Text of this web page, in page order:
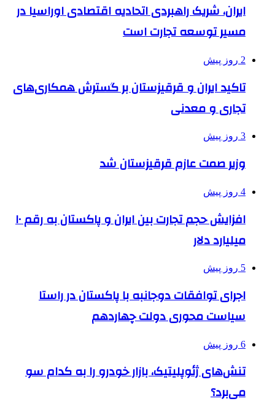
ایران، شریک راهبردی اتحادیه اقتصادی اوراسیا در
مسیر توسعه تجارت است
2 روز پیش
تاکید ایران و قرقیزستان بر گسترش همکاری‌های
تجاری و معدنی
3 روز پیش
وزیر صمت عازم قرقیزستان شد
4 روز پیش
افزایش حجم تجارت بین ایران و پاکستان به رقم ۱۰
میلیارد دلار
5 روز پیش
اجرای توافقات دوجانبه با پاکستان در راستا
سیاست محوری دولت چهاردهم
6 روز پیش
تنش‌های ژئوپلیتیک، بازار خودرو را به کدام سو
می‌برد؟